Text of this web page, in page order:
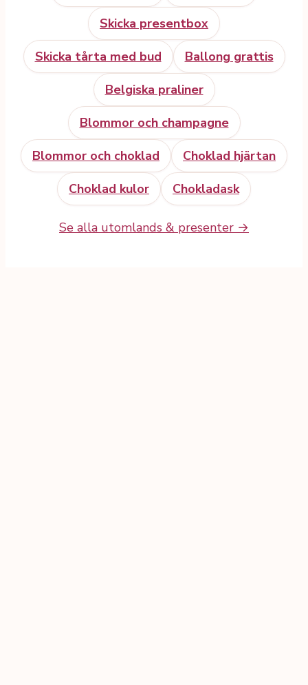
Skicka presentbox
Skicka tårta med bud
Ballong grattis
Belgiska praliner
Blommor och champagne
Blommor och choklad
Choklad hjärtan
Choklad kulor
Chokladask
Se alla utomlands & presenter →